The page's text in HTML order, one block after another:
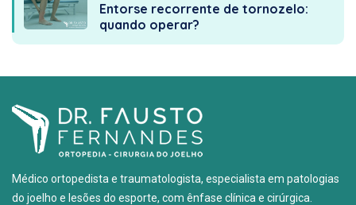
Entorse recorrente de tornozelo:
quando operar?
Médico ortopedista e traumatologista, especialista em patologias
do joelho e lesões do esporte, com ênfase clínica e cirúrgica.